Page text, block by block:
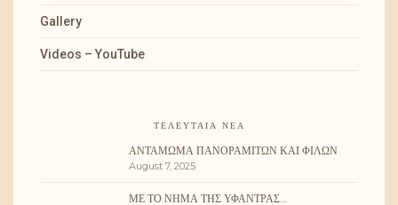
Gallery
Videos – YouTube
ΤΕΛΕΥΤΑΊΑ ΝΈΑ
ΑΝΤΆΜΩΜΑ ΠΑΝΟΡΑΜΙΤΏΝ ΚΑΙ ΦΊΛΩΝ
August 7, 2025
ΜΕ ΤΟ ΝΉΜΑ ΤΗΣ ΥΦΆΝΤΡΑΣ…